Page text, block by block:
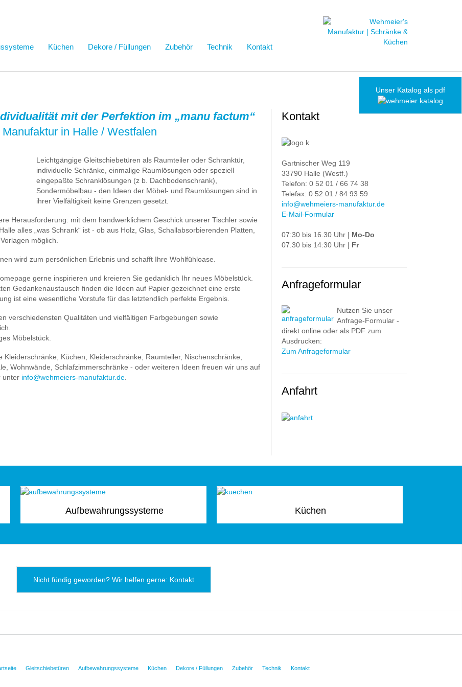
Küchen Dekore / Füllungen Zubehör Technik Kontakt
mit der Perfektion im „manu factum“
Manufaktur in Halle / Westfalen
Leichtgängige Gleitschiebetüren als Raumteiler oder Schranktür,
individuelle Schränke, einmalige Raumlösungen oder speziell
eingepaßte Schranklösungen (z b. Dachbodenschrank),
Sondermöbelbau - den Ideen der Möbel- und Raumlösungen sind in
ihrer Vielfältigkeit keine Grenzen gesetzt.
Herausforderung: mit dem handwerklichem Geschick unserer Tischler sowie
alles „was Schrank“ ist - ob aus Holz, Glas, Schallabsorbierenden Platten,
möglich.
wird zum persönlichen Erlebnis und schafft Ihre Wohlfühloase.
gerne inspirieren und kreieren Sie gedanklich Ihr neues Möbelstück.
Gedankenaustausch finden die Ideen auf Papier gezeichnet eine erste
ist eine wesentliche Vorstufe für das letztendlich perfekte Ergebnis.
verschiedensten Qualitäten und vielfältigen Farbgebungen sowie
Möbelstück.
Küchen, Kleiderschränke, Raumteiler, Nischenschränke,
Wohnwände, Schlafzimmerschränke - oder weiteren Ideen freuen wir uns auf
unter info@wehmeiers-manufaktur.de
Unser Katalog als pdf
Kontakt
Gartnischer Weg 119
33790 Halle (Westf.)
Telefon: 0 52 01 / 66 74 38
Telefax: 0 52 01 / 84 93 59
info@wehmeiers-manufaktur.de
E-Mail-Formular
07:30 bis 16.30 Uhr | Mo-Do
07.30 bis 14:30 Uhr | Fr
Anfrageformular
Nutzen Sie unser
Anfrage-Formular -
direkt online oder als PDF zum
Ausdrucken:
Zum Anfrageformular
Anfahrt
Aufbewahrungssysteme Küchen
Nicht fündig geworden? Wir helfen gerne: Kontakt
Gleitschiebetüren Aufbewahrungssysteme Küchen Dekore / Füllungen Zubehör Technik Kontakt